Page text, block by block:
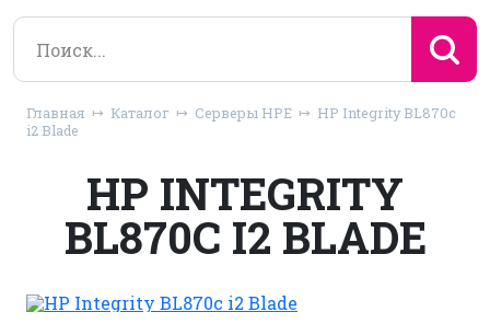
Главная Каталог Серверы HPE
HP Integrity BL870c
i2 Blade
HP INTEGRITY
BL870C I2 BLADE